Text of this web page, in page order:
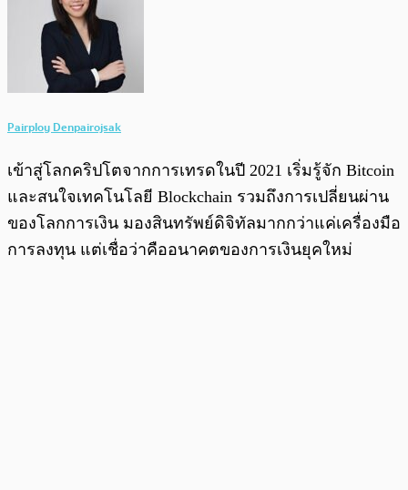
Pairploy Denpairojsak
เข้าสู่โลกคริปโตจากการเทรดในปี 2021 เริ่มรู้จัก Bitcoin
และสนใจเทคโนโลยี Blockchain รวมถึงการเปลี่ยนผ่าน
ของโลกการเงิน มองสินทรัพย์ดิจิทัลมากกว่าแค่เครื่องมือ
การลงทุน แต่เชื่อว่าคืออนาคตของการเงินยุคใหม่